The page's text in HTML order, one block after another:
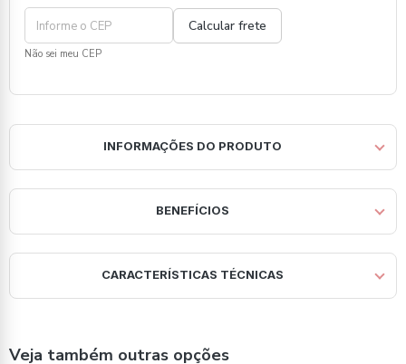
Não sei meu CEP
INFORMAÇÕES DO PRODUTO
BENEFÍCIOS
CARACTERÍSTICAS TÉCNICAS
Veja também outras opções